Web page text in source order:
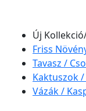
Új
Friss
Tavasz /
Kaktuszok
Vázák /